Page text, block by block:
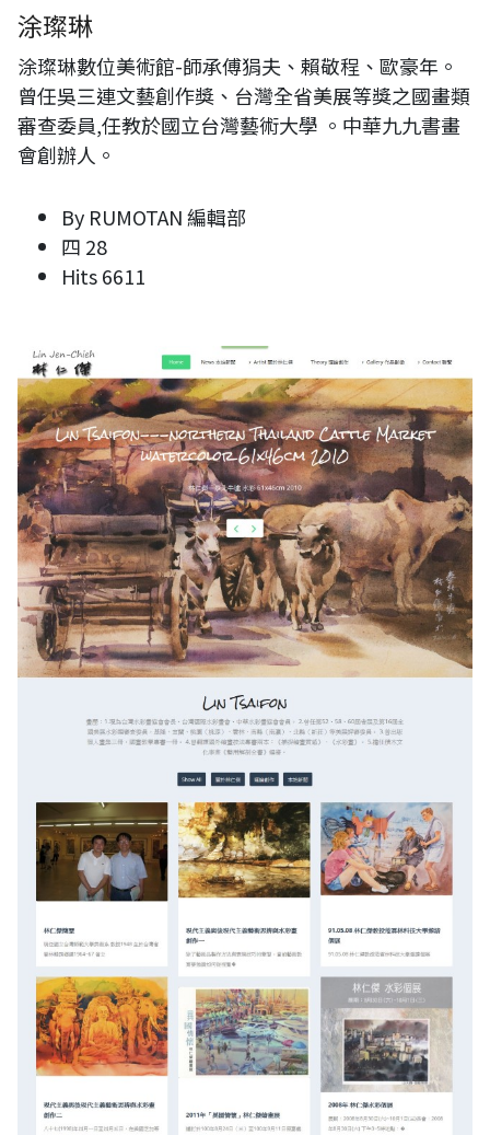
涂璨琳
涂璨琳數位美術館-師承傅狷夫、賴敬程、歐豪年。
曾任吳三連文藝創作獎、台灣全省美展等獎之國畫類
審查委員,任教於國立台灣藝術大學 。中華九九書畫
會創辦人。
By RUMOTAN 編輯部
四 28
Hits6611